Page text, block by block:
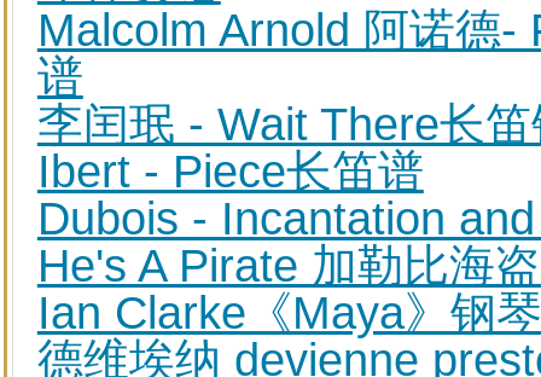
Malcolm Arnold 阿诺德
谱
李闰珉 - Wait There长
Ibert - Piece长笛谱
Dubois - Incantation
He's A Pirate 加勒比海
Ian Clarke《Maya》钢
德维埃纳 devienne